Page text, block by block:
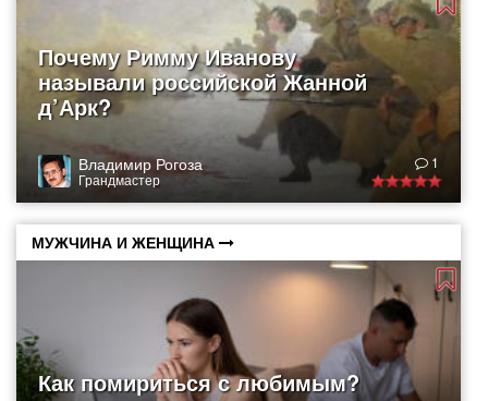
Почему Римму Иванову
называли российской Жанной
д’Арк?
Владимир Рогоза
Грандмастер
1
МУЖЧИНА И ЖЕНЩИНА
Как помириться с любимым?